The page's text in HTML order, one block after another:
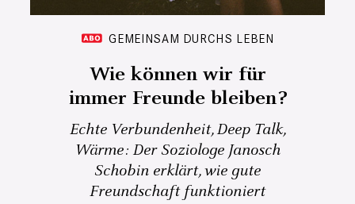
GEMEINSAM DURCHS LEBEN
Wie können wir für
immer Freunde bleiben?
Echte Verbundenheit, Deep Talk,
Wärme: Der Soziologe Janosch
Schobin erklärt, wie gute
Freundschaft funktioniert